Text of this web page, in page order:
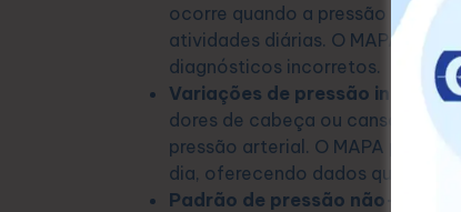
ocorre quando a pressão arterial
atividades diárias. O MAPA é
diagnósticos incorretos.
Variações de pressão
dores de cabeça ou cansaço
pressão arterial. O MAPA
dia, oferecendo dados que
Padrão de pressão não-dipper: